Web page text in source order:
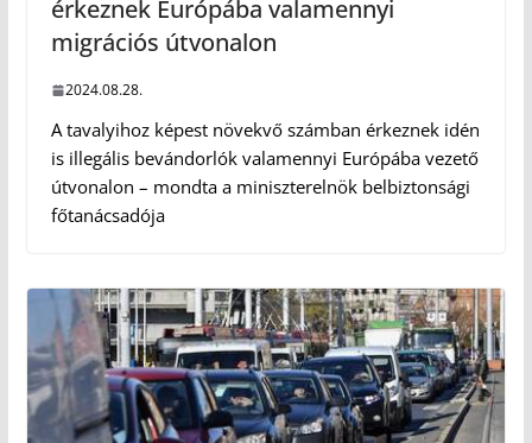
érkeznek Európába valamennyi
migrációs útvonalon
2024.08.28.
A tavalyihoz képest növekvő számban érkeznek idén
is illegális bevándorlók valamennyi Európába vezető
útvonalon – mondta a miniszterelnök belbiztonsági
főtanácsadója